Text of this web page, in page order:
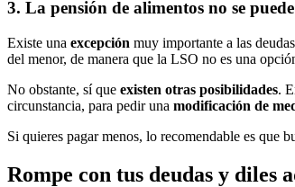
3. La pensión de alimentos no se
Existe una excepción muy importante a las
del menor, de manera que la LSO no es una
No obstante, sí que existen otras posibilidades.
circunstancia, para pedir una modificación de
Si quieres pagar menos, lo recomendable es que
Rompe con tus deudas y diles